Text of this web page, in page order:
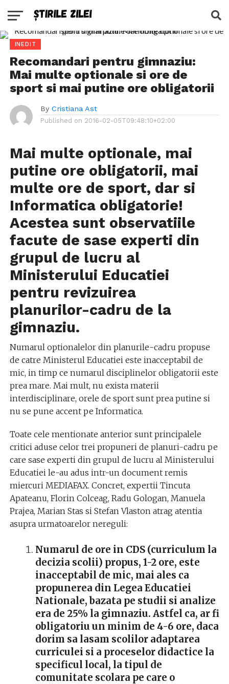
INEDIT
Recomandari pentru gimnaziu:
Mai multe optionale si ore de
sport si mai putine ore obligatorii
By Cristiana Ast
Published on 2016-02-05T09:48:10+02:00
Mai multe optionale, mai
putine ore obligatorii, mai
multe ore de sport, dar si
Informatica obligatorie!
Acestea sunt observatiile
facute de sase experti din
grupul de lucru al
Ministerului Educatiei
pentru revizuirea
planurilor-cadru de la
gimnaziu.
Numarul optionalelor din planurile-cadru propuse
de catre Ministerul Educatiei este inacceptabil de
mic, in timp ce numarul disciplinelor obligatorii este
prea mare. Mai mult, nu exista materii
interdisciplinare, orele de sport sunt prea putine si
nu se pune accent pe Informatica.
Toate cele mentionate anterior sunt principalele
critici aduse celor trei propuneri de planuri-cadru pe
care sase experti din grupul de lucru al Ministerului
Educatiei le-au adus intr-un document remis
miercuri MEDIAFAX. Concret, expertii Tincuta
Apateanu, Florin Colceag, Radu Gologan, Manuela
Prajea, Marian Stas si Stefan Vlaston atrag atentia
asupra urmatoarelor nereguli:
Numarul de ore in CDS (curriculum la
decizia scolii) propus, 1-2 ore, este
inacceptabil de mic, mai ales ca
propunerea din Legea Educatiei
Nationale, bazata pe studii si analize
era de 25% la gimnaziu. Astfel ca, ar fi
obligatoriu un minim de 4-6 ore, daca
dorim sa lasam scolilor adaptarea
curriculei si a proceselor didactice la
specificul local, la tipul de
comunitate scolara pe care o